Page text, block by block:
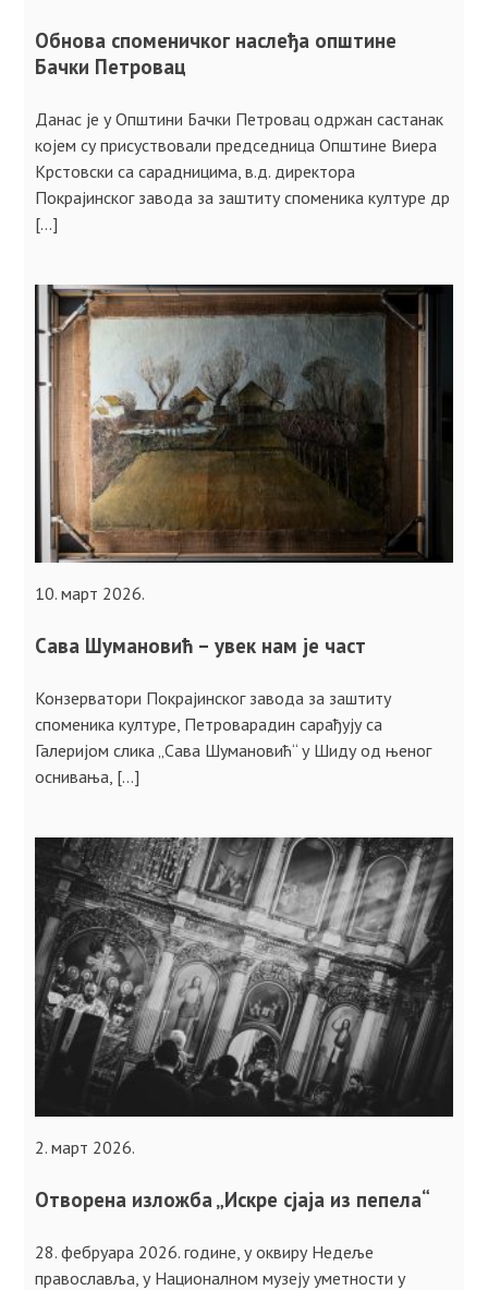
Обнова споменичког наслеђа општине
Бачки Петровац
Данас је у Општини Бачки Петровац одржан састанак
којем су присуствовали председница Општине Виера
Крстовски са сарадницима, в.д. директора
Покрајинског завода за заштиту споменика културе др
[…]
10. март 2026.
Сава Шумановић – увек нам је част
Конзерватори Покрајинског завода за заштиту
споменика културе, Петроварадин сарађују са
Галеријом слика „Сава Шумановић“ у Шиду од њеног
оснивања, […]
2. март 2026.
Отворена изложба „Искре сјаја из пепела“
28. фебруара 2026. године, у оквиру Недеље
православља, у Националном музеју уметности у